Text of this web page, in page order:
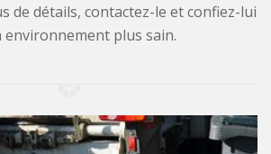
de détails, contactez-le et confiez-lui
environnement plus sain.